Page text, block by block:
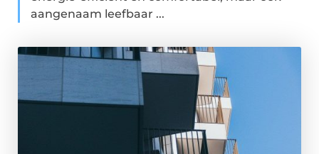
aangenaam leefbaar ...